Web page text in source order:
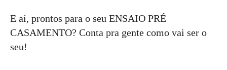
E aí, prontos para o seu ENSAIO PRÉ
CASAMENTO? Conta pra gente como vai ser o
seu!